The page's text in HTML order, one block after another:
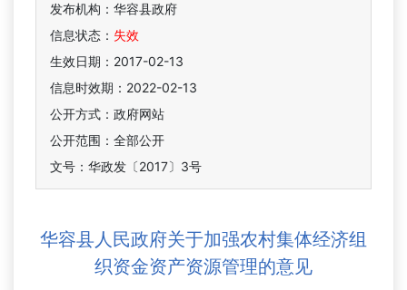
发布机构：华容县政府
信息状态： 失效
生效日期：2017-02-13
信息时效期： 2022-02-13
公开方式：政府网站
公开范围：全部公开
文号：华政发〔2017〕3号
华容县人民政府关于加强农村集体经济组
织资金资产资源管理的意见